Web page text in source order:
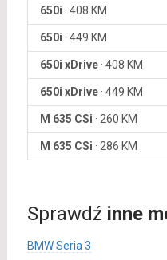
650i · 408 KM
650i · 449 KM
650i xDrive· 408 KM
650i xDrive· 449 KM
M 635 CSi · 260 KM
M 635 CSi · 286 KM
Sprawdź inne
BMW Seria 3